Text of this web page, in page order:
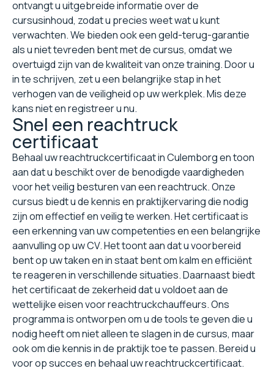
ontvangt u uitgebreide informatie over de
cursusinhoud, zodat u precies weet wat u kunt
verwachten. We bieden ook een geld-terug-garantie
als u niet tevreden bent met de cursus, omdat we
overtuigd zijn van de kwaliteit van onze training. Door u
in te schrijven, zet u een belangrijke stap in het
verhogen van de veiligheid op uw werkplek. Mis deze
kans niet en registreer u nu.
Snel een reachtruck
certificaat
Behaal uw reachtruckcertificaat in Culemborg en toon
aan dat u beschikt over de benodigde vaardigheden
voor het veilig besturen van een reachtruck. Onze
cursus biedt u de kennis en praktijkervaring die nodig
zijn om effectief en veilig te werken. Het certificaat is
een erkenning van uw competenties en een belangrijke
aanvulling op uw CV. Het toont aan dat u voorbereid
bent op uw taken en in staat bent om kalm en efficiënt
te reageren in verschillende situaties. Daarnaast biedt
het certificaat de zekerheid dat u voldoet aan de
wettelijke eisen voor reachtruckchauffeurs. Ons
programma is ontworpen om u de tools te geven die u
nodig heeft om niet alleen te slagen in de cursus, maar
ook om die kennis in de praktijk toe te passen. Bereid u
voor op succes en behaal uw reachtruckcertificaat.